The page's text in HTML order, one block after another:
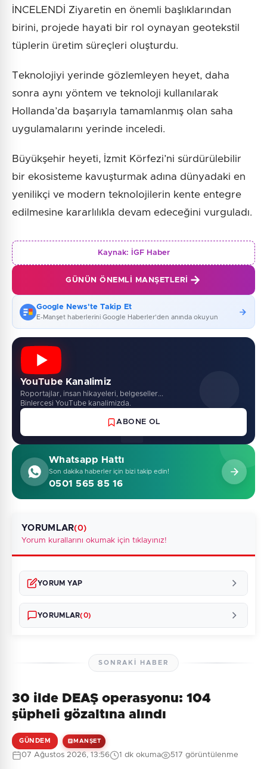
İNCELENDİ Ziyaretin en önemli başlıklarından
birini, projede hayati bir rol oynayan geotekstil
tüplerin üretim süreçleri oluşturdu.
Teknolojiyi yerinde gözlemleyen heyet, daha
sonra aynı yöntem ve teknoloji kullanılarak
Hollanda’da başarıyla tamamlanmış olan saha
uygulamalarını yerinde inceledi.
Büyükşehir heyeti, İzmit Körfezi’ni sürdürülebilir
bir ekosisteme kavuşturmak adına dünyadaki en
yenilikçi ve modern teknolojilerin kente entegre
edilmesine kararlılıkla devam edeceğini vurguladı.
Kaynak: İGF Haber
GÜNÜN ÖNEMLI MANŞETLERI
Google News'te Takip Et
E-Manşet haberlerini Google Haberler'den anında okuyun
YouTube Kanalimiz
Roportajlar, insan hikayeleri, belgeseller...
Binlercesi YouTube kanalimizda.
ABONE OL
Whatsapp Hattı
Son dakika haberler için bizi takip edin!
0501 565 85 16
YORUMLAR(0)
Yorum kurallarını okumak için tıklayınız!
YORUM YAP
YORUMLAR(0)
Henüz yorum yapılmamış. İlk yorumu siz yapın!
SONRAKI HABER
30 ilde DEAŞ operasyonu: 104
şüpheli gözaltına alındı
GÜNDEM MANŞET
07 Ağustos 2026, 13:56 1 dk okuma 517 görüntülenme